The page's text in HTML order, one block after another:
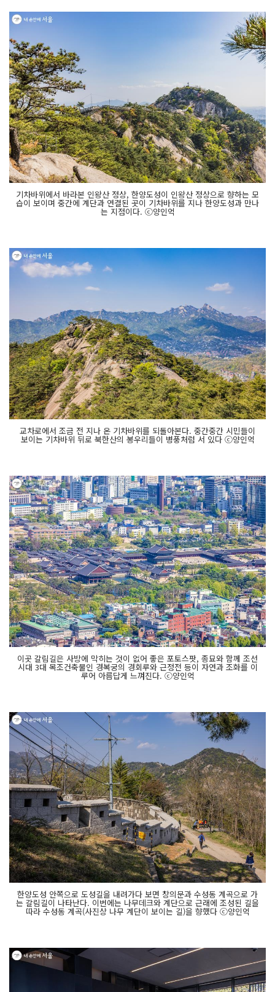
기차바위에서 바라본 인왕산 정상, 한양도성이 인왕산 정상으로 향하는 모
습이 보이며 중간에 계단과 연결된 곳이 기차바위를 지나 한양도성과 만나
는 지점이다. ⓒ양인억
교차로에서 조금 전 지나 온 기차바위를 되돌아본다. 중간중간 시민들이
보이는 기차바위 뒤로 북한산의 봉우리들이 병풍처럼 서 있다 ⓒ양인억
이곳 갈림길은 사방에 막히는 것이 없어 좋은 포토스팟, 종묘와 함께 조선
시대 3대 목조건축물인 경복궁의 경회루와 근정전 등이 자연과 조화를 이
루어 아름답게 느껴진다. ⓒ양인억
한양도성 안쪽으로 도성길을 내려가다 보면 창의문과 수성동 계곡으로 가
는 갈림길이 나타난다. 이번에는 나무데크와 계단으로 근래에 조성된 길을
따라 수성동 계곡(사진상 나무 계단이 보이는 길)을 향했다 ⓒ양인억